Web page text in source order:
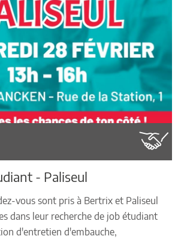
- Paliseul
vous sont pris à Bertrix et Paliseul
dans leur recherche de job étudiant
d'entretien d'embauche,